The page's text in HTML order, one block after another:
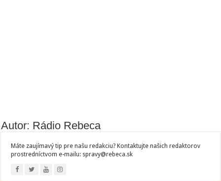
Autor: Rádio Rebeca
Máte zaujímavý tip pre našu redakciu? Kontaktujte našich redaktorov
prostredníctvom e-mailu: spravy@rebeca.sk